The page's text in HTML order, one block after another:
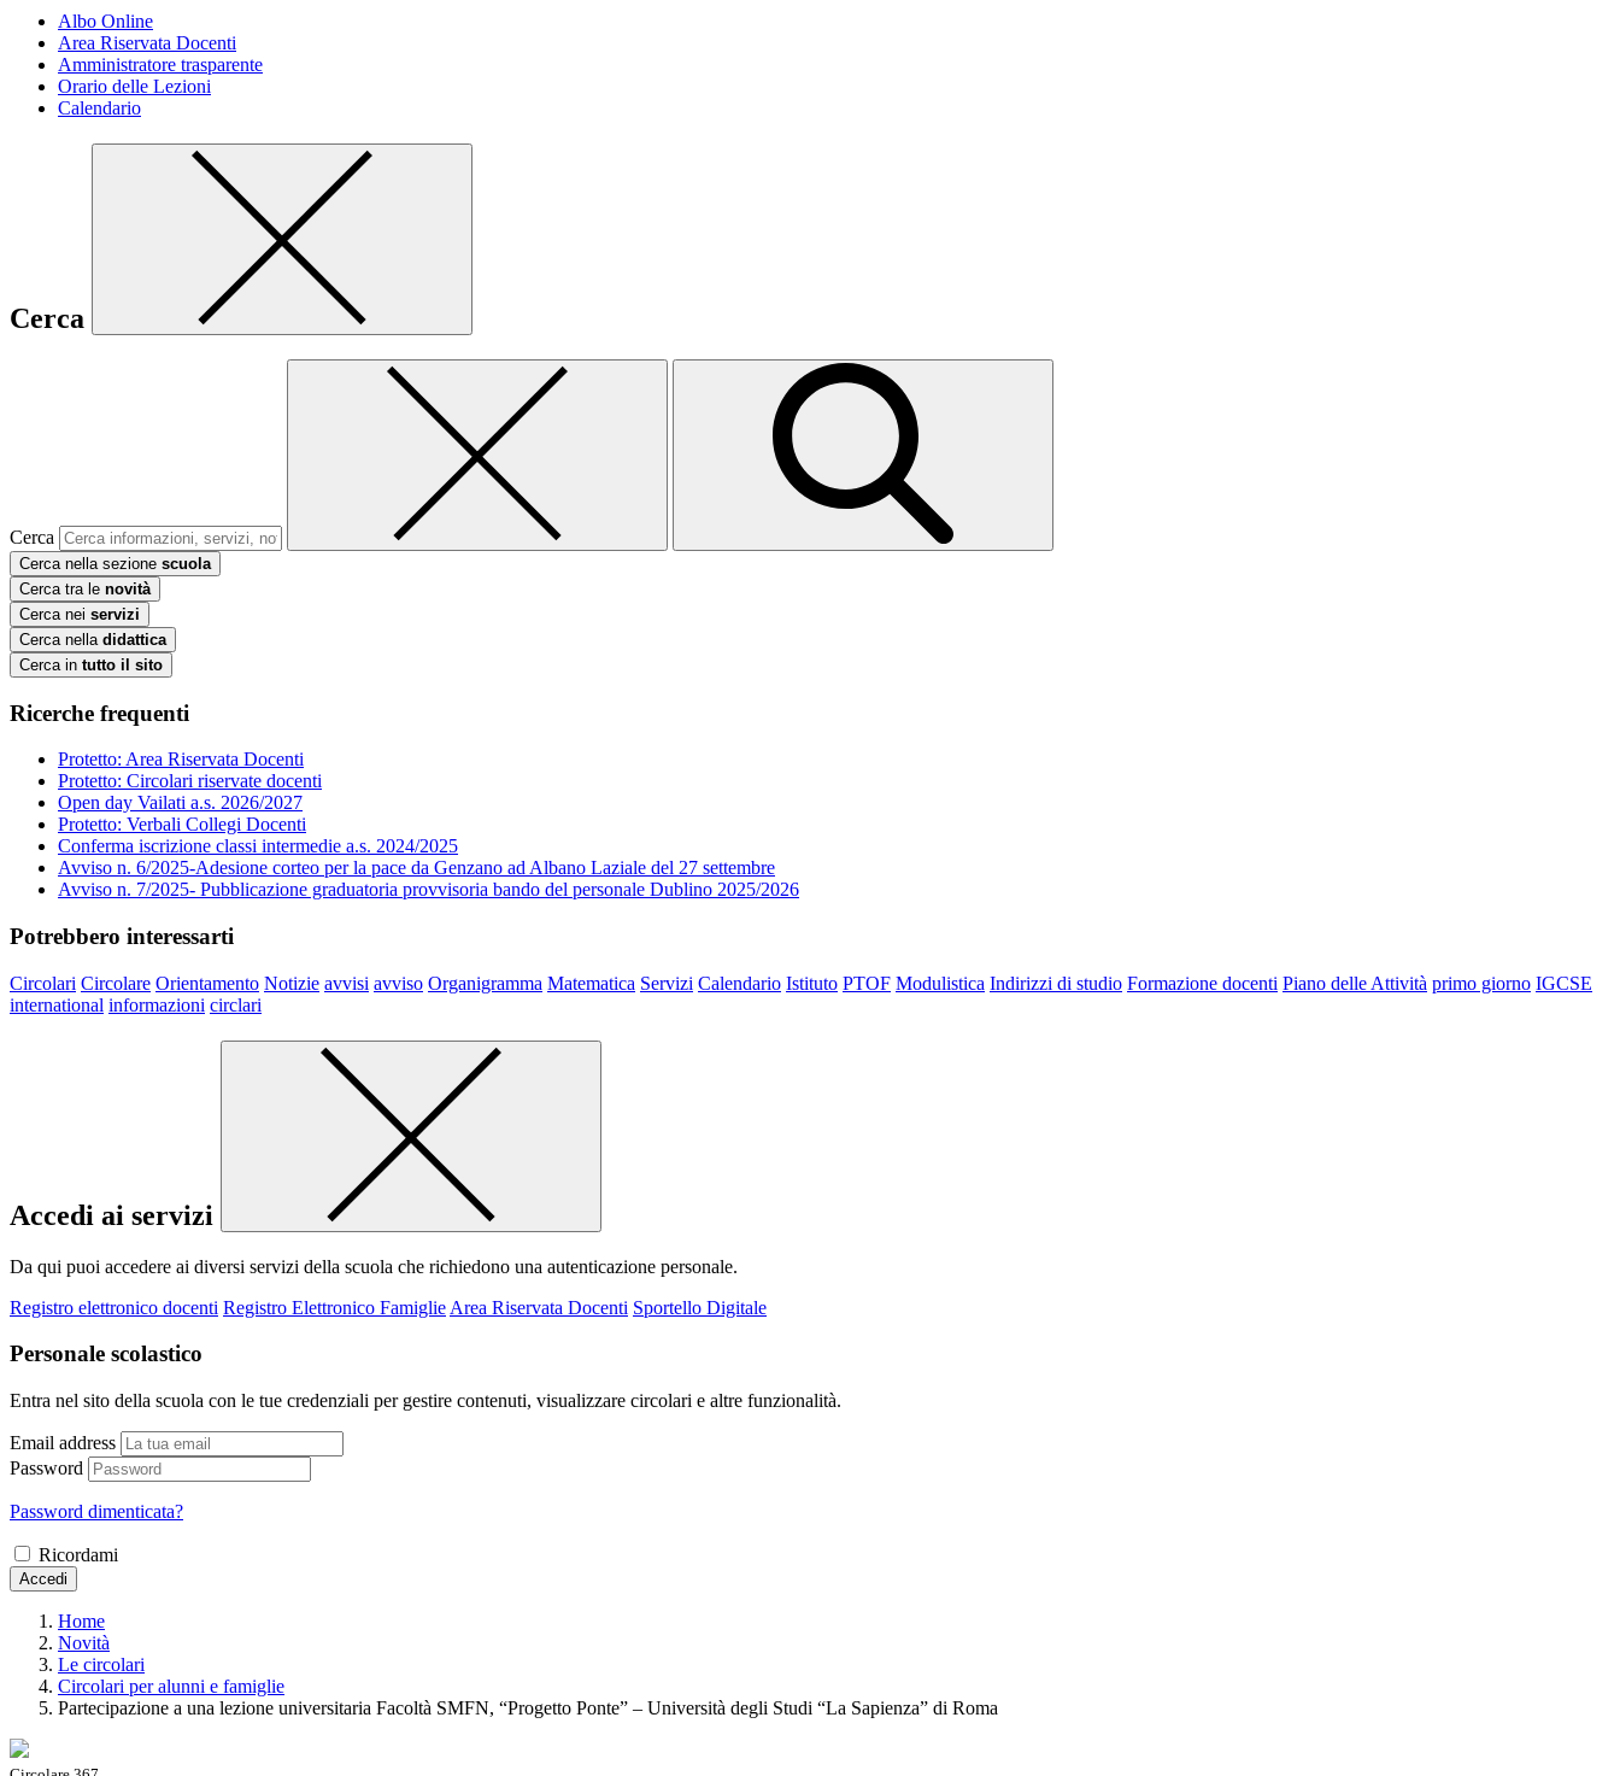
Albo Online
Area Riservata Docenti
Amministratore trasparente
Orario delle Lezioni
Calendario
Cerca
Cerca
Cerca nella sezione scuola
Cerca tra le novità
Cerca nei servizi
Cerca nella didattica
Cerca in tutto il sito
Ricerche frequenti
Protetto: Area Riservata Docenti
Protetto: Circolari riservate docenti
Open day Vailati a.s. 2026/2027
Protetto: Verbali Collegi Docenti
Conferma iscrizione classi intermedie a.s. 2024/2025
Avviso n. 6/2025-Adesione corteo per la pace da Genzano ad Albano Laziale del 27 settembre
Avviso n. 7/2025- Pubblicazione graduatoria provvisoria bando del personale Dublino 2025/2026
Potrebbero interessarti
Circolari Circolare Orientamento Notizie avvisi avviso Organigramma Matematica Servizi Calendario Istituto PTOF Modulistica Indirizzi di studio Formazione docenti Piano delle Attività primo giorno IGCSE
international informazioni circlari
Accedi ai servizi
Da qui puoi accedere ai diversi servizi della scuola che richiedono una autenticazione personale.
Registro elettronico docenti Registro Elettronico Famiglie Area Riservata Docenti Sportello Digitale
Personale scolastico
Entra nel sito della scuola con le tue credenziali per gestire contenuti, visualizzare circolari e altre funzionalità.
Email address
Password
Password dimenticata?
Ricordami
Accedi
Home
Novità
Le circolari
Circolari per alunni e famiglie
Partecipazione a una lezione universitaria Facoltà SMFN, “Progetto Ponte” – Università degli Studi “La Sapienza” di Roma